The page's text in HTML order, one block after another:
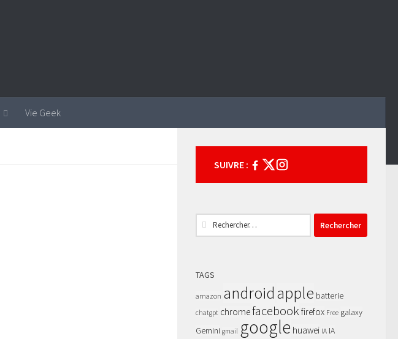
Vie Geek
SUIVRE :
Rechercher :
TAGS
amazon androidapple batterie
chatgpt chromefacebookfirefox Free galaxy
Gemini gmail google huawei IA IA